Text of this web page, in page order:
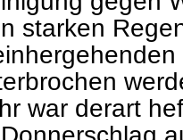
starken
war derart